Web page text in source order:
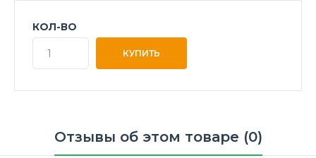
КОЛ-ВО
Отзывы об этом товаре (0)